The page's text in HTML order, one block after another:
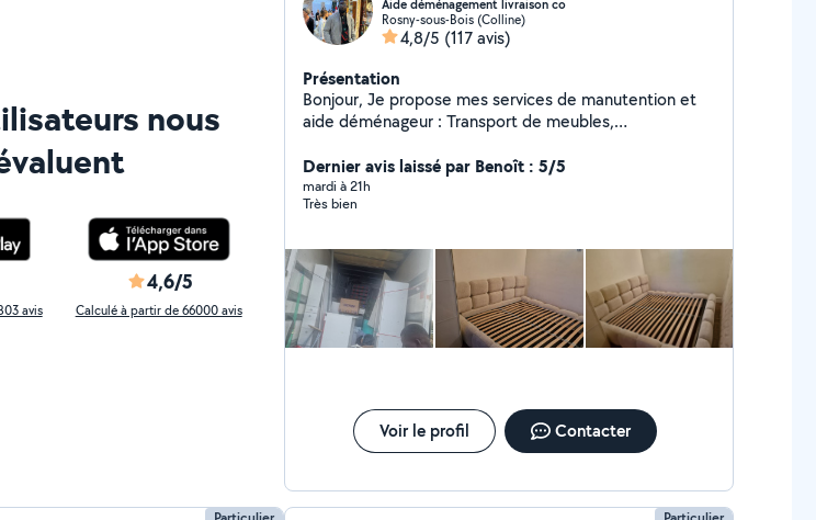
nous
avis
4,6/5
Calculé à partir de 66000 avis
Aide déménagement livraison co
Rosny-sous-Bois (Colline)
4,8/5 (117 avis)
Présentation
Bonjour, Je propose mes services de manutention et
aide déménageur : Transport de meubles,
Livraison 6.33.68.90.30 livraison
Dernier avis laissé par Benoît : 5/5
mardi à 21h
Très bien
Voir le profil Contacter